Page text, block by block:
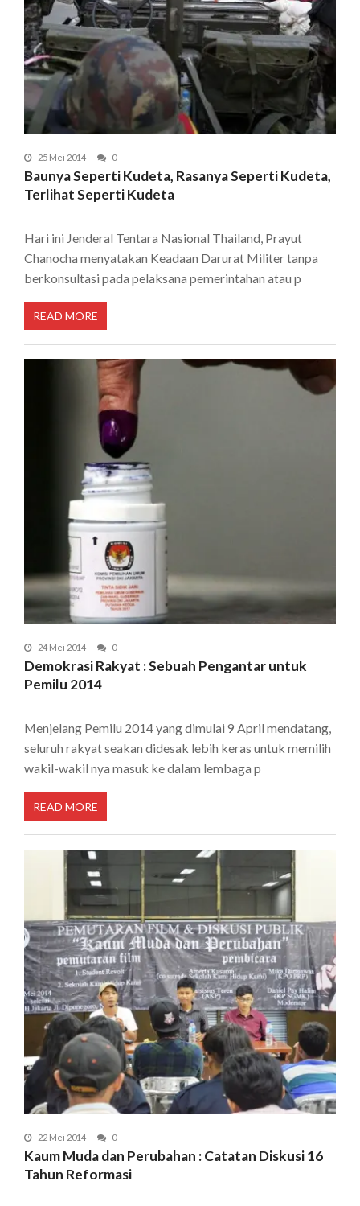
25 Mei 2014 0
Baunya Seperti Kudeta, Rasanya Seperti Kudeta,
Terlihat Seperti Kudeta
Hari ini Jenderal Tentara Nasional Thailand, Prayut
Chanocha menyatakan Keadaan Darurat Militer tanpa
berkonsultasi pada pelaksana pemerintahan atau p
READ MORE
24 Mei 2014 0
Demokrasi Rakyat : Sebuah Pengantar untuk
Pemilu 2014
Menjelang Pemilu 2014 yang dimulai 9 April mendatang,
seluruh rakyat seakan didesak lebih keras untuk memilih
wakil-wakil nya masuk ke dalam lembaga p
READ MORE
22 Mei 2014 0
Kaum Muda dan Perubahan : Catatan Diskusi 16
Tahun Reformasi